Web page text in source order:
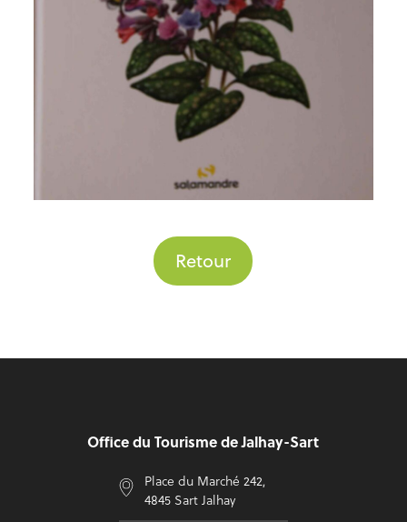
Retour
Office du Tourisme de Jalhay-Sart
Place du Marché 242,
4845 Sart Jalhay